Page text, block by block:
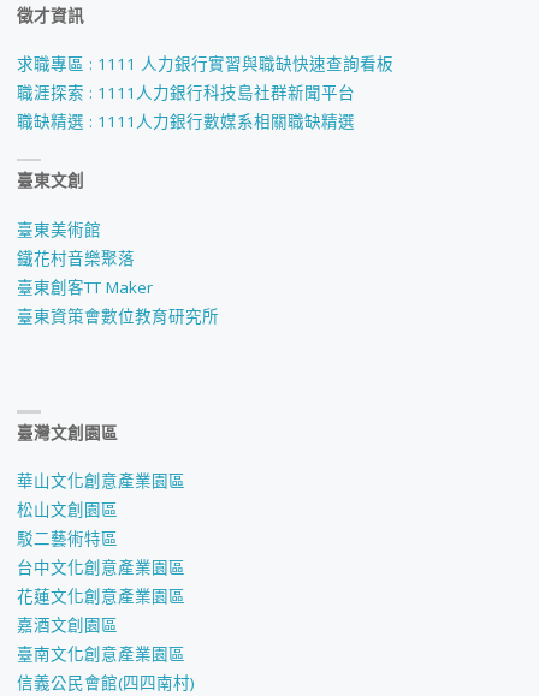
徵才資訊
求職專區 : 1111 人力銀行實習與職缺快速查詢看板
職涯探索 : 1111人力銀行科技島社群新聞平台
職缺精選 : 1111人力銀行數媒系相關職缺精選
臺東文創
臺東美術館
鐵花村音樂聚落
臺東創客TT Maker
臺東資策會數位教育研究所
臺灣文創園區
華山文化創意產業園區
松山文創園區
駁二藝術特區
台中文化創意產業園區
花蓮文化創意產業園區
嘉酒文創園區
臺南文化創意產業園區
信義公民會館(四四南村)